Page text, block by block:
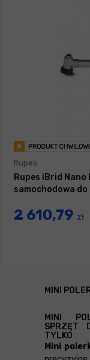
Rupes
Rupes iBrid Nano
samochodowa
2 610,79 zł
MINI
MINI
SPRZĘT
TYLKO
Mini